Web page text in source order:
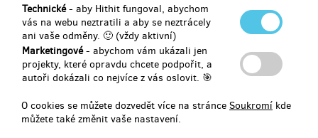
Technické- aby Hithit fungoval, abychom
vás na webu neztratili a aby se neztrácely
ani vaše odměny. 🙂 (vždy aktivní)
Marketingové- abychom vám ukázali jen
projekty, které opravdu chcete podpořit, a
autoři dokázali co nejvíce z vás oslovit. 🎯
O cookies se můžete dozvedět více na stránce Soukromí kde
můžete také změnit vaše nastavení.
800 Kč
prodáno 8
Chci hru pro instituci a knihu Děti to chtěj vědět